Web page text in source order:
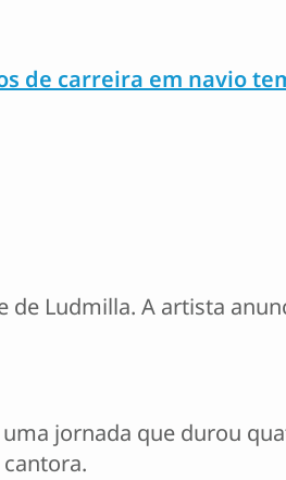
de carreira em navio
Ludmilla. A artista
jornada que durou